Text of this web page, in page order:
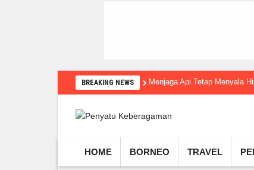
BREAKING NEWS Menjaga Api Tetap Menyala
HOME BORNEO TRAVEL